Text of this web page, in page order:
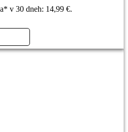
v 30 dneh: 14,99 €.